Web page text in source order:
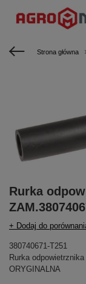
Strona główna
Rurka
+ Dodaj do
380740671-T251
Rurka
ORYGINALNA